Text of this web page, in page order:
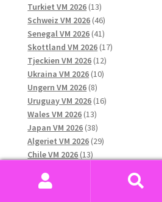
produkter
Turkiet VM 2026 1313
produkter
Schweiz VM 2026 4646
produkter
Senegal VM 2026 4141
produkter
Skottland VM 2026 1717
Tjeckien VM 2026 1212
Ukraina VM 2026 1010
Ungern VM 2026 88
produkter
Uruguay VM 2026 1616
Wales VM 2026 1313
produkter
Japan VM 2026 3838
produkter
Algeriet VM 2026 2929
Chile VM 2026 1313
produkter
Qatar VM 2026